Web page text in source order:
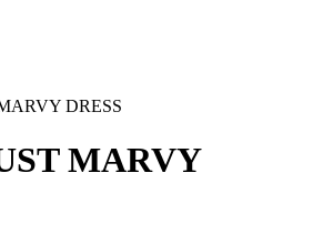
DRESS
MARVY